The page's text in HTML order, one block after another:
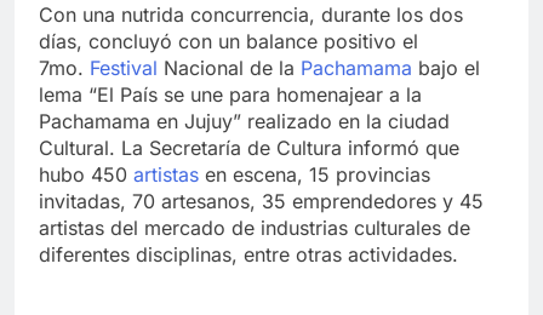
Con una nutrida concurrencia, durante los dos
días, concluyó con un balance positivo el
7mo. Festival Nacional de la Pachamama bajo el
lema “El País se une para homenajear a la
Pachamama en Jujuy” realizado en la ciudad
Cultural. La Secretaría de Cultura informó que
hubo 450 artistas en escena, 15 provincias
invitadas, 70 artesanos, 35 emprendedores y 45
artistas del mercado de industrias culturales de
diferentes disciplinas, entre otras actividades.